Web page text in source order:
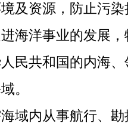
及资源，防止污
海洋事业的发展
民共和国的内海
。
域内从事航行、